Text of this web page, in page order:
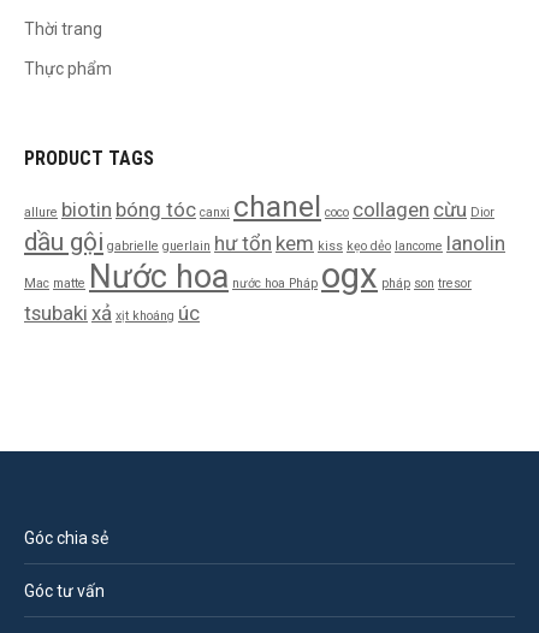
Thời trang
Thực phẩm
PRODUCT TAGS
allure biotin bóng tóc canxi chanel coco collagen cừu Dior
dầu gội gabrielle guerlain hư tổn kem kiss kẹo dẻo lancome lanolin
Mac matte Nước hoa nước hoa Pháp ogx pháp son tresor
tsubaki xả xịt khoáng úc
Góc chia sẻ
Góc tư vấn